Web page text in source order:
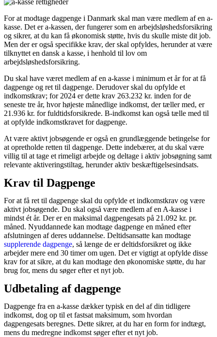
For at modtage dagpenge i Danmark skal man være medlem af en a-
kasse. Det er a-kassen, der fungerer som en arbejdsløshedsforsikring
og sikrer, at du kan få økonomisk støtte, hvis du skulle miste dit job.
Men der er også specifikke krav, der skal opfyldes, herunder at være
tilknyttet en dansk a kasse, i henhold til lov om
arbejdsløshedsforsikring.
Du skal have været medlem af en a-kasse i minimum et år for at få
dagpenge og ret til dagpenge. Derudover skal du opfylde et
indkomstkrav; for 2024 er dette krav 263.232 kr. inden for de
seneste tre år, hvor højeste månedlige indkomst, der tæller med, er
21.936 kr. for fuldtidsforsikrede. B-indkomst kan også tælle med til
at opfylde indkomstkravet for dagpenge.
At være aktivt jobsøgende er også en grundlæggende betingelse for
at opretholde retten til dagpenge. Dette indebærer, at du skal være
villig til at tage et rimeligt arbejde og deltage i aktiv jobsøgning samt
relevante aktiveringstiltag, herunder aktiv beskæftigelsesindsats.
Krav til Dagpenge
For at få ret til dagpenge skal du opfylde et indkomstkrav og være
aktivt jobsøgende. Du skal også være medlem af en A-kasse i
mindst ét år. Der er en maksimal dagpengesats på 21.092 kr. pr.
måned. Nyuddannede kan modtage dagpenge en måned efter
afslutningen af deres uddannelse. Deltidsansatte kan modtage
supplerende dagpenge, så længe de er deltidsforsikret og ikke
arbejder mere end 30 timer om ugen. Det er vigtigt at opfylde disse
krav for at sikre, at du kan modtage den økonomiske støtte, du har
brug for, mens du søger efter et nyt job.
Udbetaling af dagpenge
Dagpenge fra en a-kasse dækker typisk en del af din tidligere
indkomst, dog op til et fastsat maksimum, som hvordan
dagpengesats beregnes. Dette sikrer, at du har en form for indtægt,
mens du medregne indkomst søger efter et nyt job.